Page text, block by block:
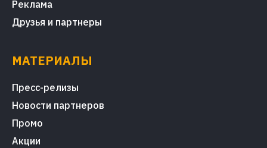
Реклама
Друзья и партнеры
МАТЕРИАЛЫ
Пресс-релизы
Новости партнеров
Промо
Акции